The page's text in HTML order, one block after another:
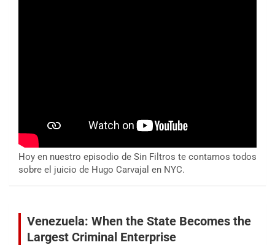
Hoy en nuestro episodio de Sin Filtros te contamos todos
sobre el juicio de Hugo Carvajal en NYC.
Venezuela: When the State Becomes the
Largest Criminal Enterprise